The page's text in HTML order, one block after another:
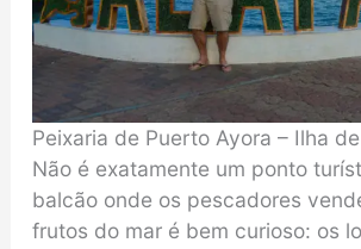
Peixaria de Puerto Ayora – Ilha
Não é exatamente um ponto
balcão onde os pescadores
frutos do mar é bem curioso: os